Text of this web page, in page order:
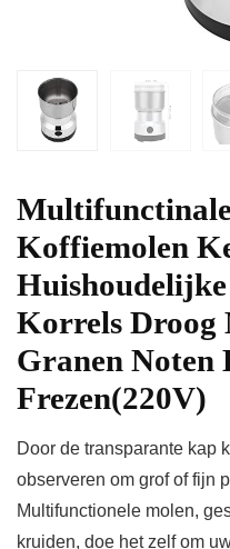
Koffiemolen
Korrels Droog
Granen Noten
Frezen(220V)
Door de transparante kap
observeren om grof of fijn
Multifunctionele molen,
kruiden, doe het zelf om